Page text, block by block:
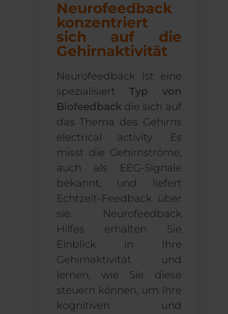
Neurofeedback
konzentriert
sich auf die
Gehirnaktivität
Neurofeedback ist eine
spezialisiertTyp von
Biofeedbackdie sich auf
das Thema des Gehirns
electrical activity. Es
misst die Gehirnströme,
auch als EEG-Signale
bekannt, und liefert
Echtzeit-Feedback über
sie. Neurofeedback
Hilfes erhalten Sie
Einblick in Ihre
Gehirnaktivität und
lernen, wie Sie diese
steuern können, um Ihre
kognitiven und